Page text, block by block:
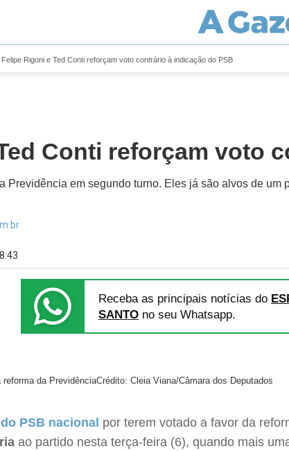
Felipe Rigoni e Ted Conti reforçam voto contrário à indicação do PSB
Conti reforçam voto
Previdência em segundo turno. Eles já são alvos de
Receba as principais notícias do
SANTO no seu Whatsapp.
reforma da PrevidênciaCrédito: Cleia Viana/Câmara dos Deputados
PSB nacional por terem votado a favor da
ao partido nesta terça-feira (6), quando mais